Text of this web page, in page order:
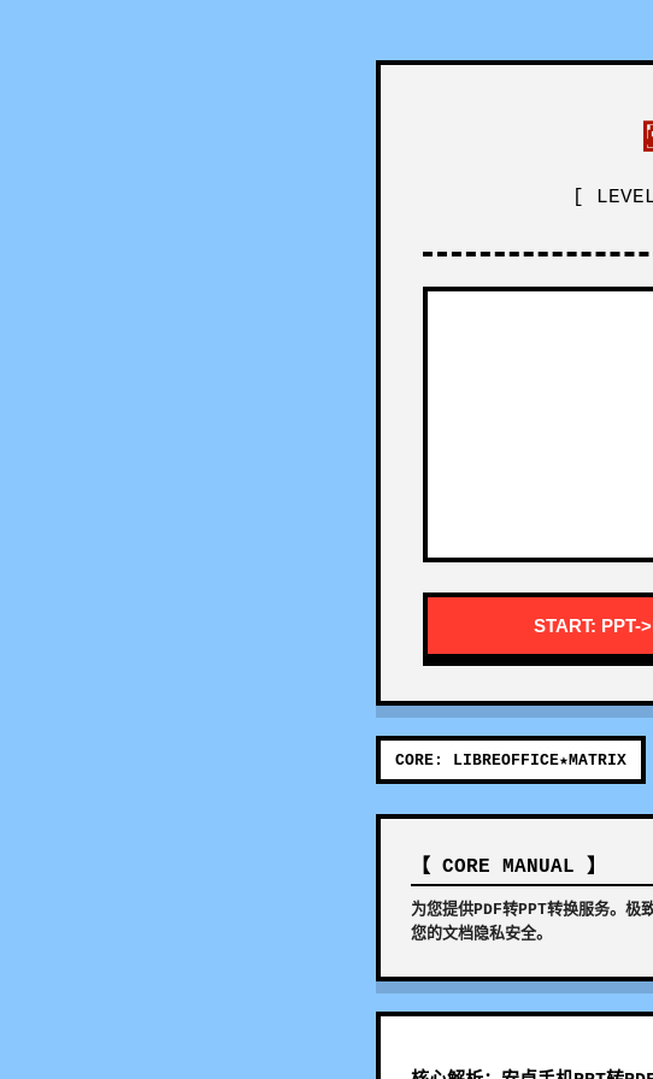
[
START: PPT-
CORE: LIBREOFFICE★MATRIX
【 CORE MANUAL 】
为您提供PDF转PPT转换服务。极
您的文档隐私安全。